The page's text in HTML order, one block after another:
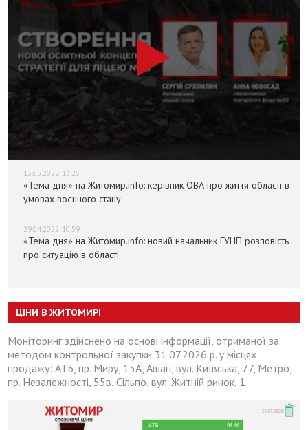
13.05.2022, 13:25
«Тема дня» на Житомир.info: керівник ОВА про життя області в
умовах воєнного стану
29.04.2022, 10:59
«Тема дня» на Житомир.info: новий начальник ГУНП розповість
про ситуацію в області
ЦІНИ В ЖИТОМИРІ
Моніторинг здійснено на основі інформації, отриманої за
методом контрольної закупки 31.07.2026 р. у місцях
продажу: АТБ, пр. Миру, 15А, Ашан, вул. Київська, 77, Метро,
пр. Незалежності, 55в, Сільпо, вул. Житній ринок, 1